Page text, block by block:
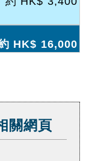
HK$ 16,000
關網頁